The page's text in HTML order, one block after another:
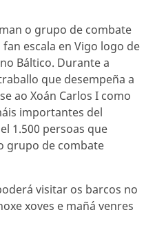
o grupo de combate
escala en Vigo logo de
Báltico. Durante a
que desempeña a
ao Xoán Carlos I como
importantes del
1.500 persoas que
grupo de combate
visitar os barcos no
xoves e mañá venres